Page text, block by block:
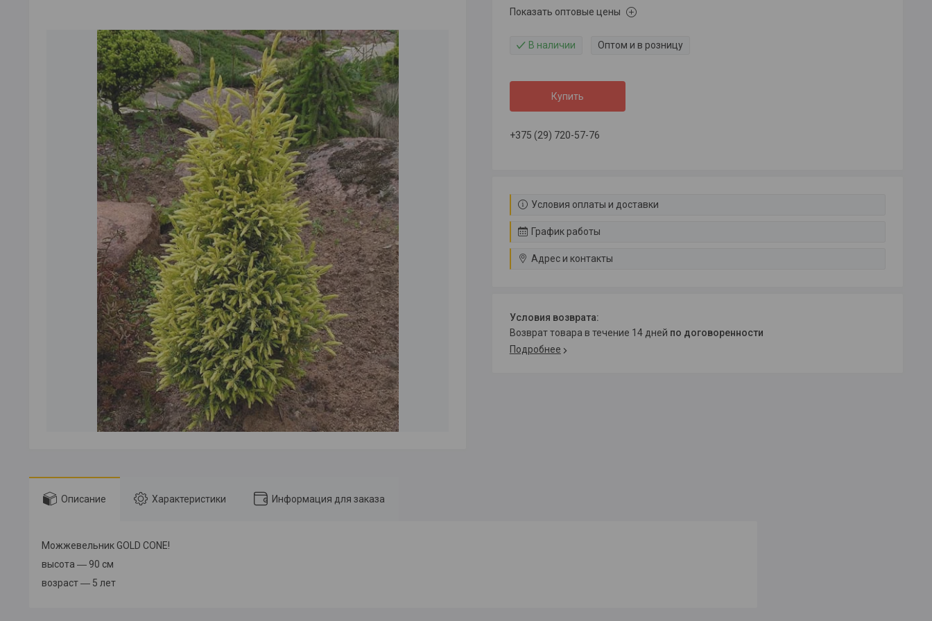
Показать оптовые цены
В наличии Оптом и в розницу
Купить
+375 (29) 720-57-76
Условия оплаты и доставки
График работы
Адрес и контакты
возврат товара в течение 14 дней по договоренности
Подробнее
Описание Характеристики Информация для заказа
Можжевельник GOLD CONE!
высота ― 90 см
возраст ― 5 лет